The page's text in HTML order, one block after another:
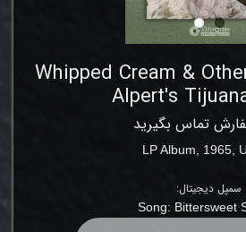
Whipped Cream &
Alpert's
تماس بگیرید
LP Album, 1965,
سمپل دیجیتال:
Song: Bittersweet